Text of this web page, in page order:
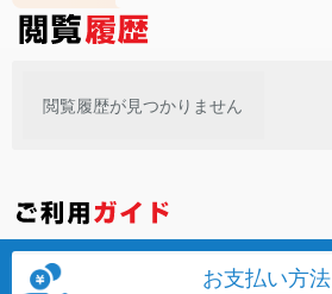
閲覧履歴が見つかりません
お支払い方法